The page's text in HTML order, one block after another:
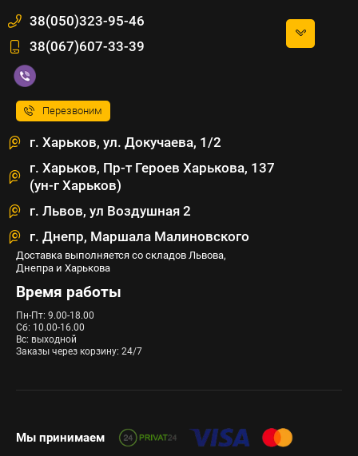
38(050)323-95-46
38(067)607-33-39
Перезвоним
г. Харьков, ул. Докучаева, 1/2
г. Харьков, Пр-т Героев Харькова, 137
(ун-г Харьков)
г. Львов, ул Воздушная 2
г. Днепр, Маршала Малиновского
Доставка выполняется со складов Львова,
Днепра и Харькова
Время работы
Пн-Пт: 9.00-18.00
Сб: 10.00-16.00
Вс: выходной
Заказы через корзину: 24/7
Мы принимаем